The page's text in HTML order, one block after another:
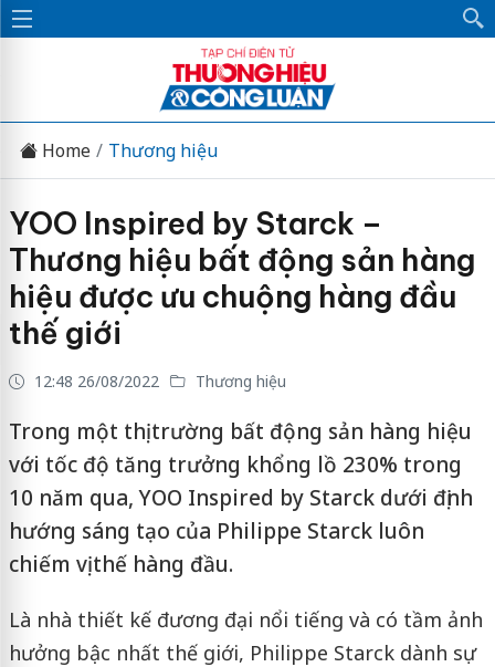
Home Thương hiệu
YOO Inspired by Starck –
Thương hiệu bất động sản hàng
hiệu được ưu chuộng hàng đầu
thế giới
12:48 26/08/2022 Thương hiệu
Trong một thị trường bất động sản hàng hiệu
với tốc độ tăng trưởng khổng lồ 230% trong
10 năm qua, YOO Inspired by Starck dưới định
hướng sáng tạo của Philippe Starck luôn
chiếm vị thế hàng đầu.
Là nhà thiết kế đương đại nổi tiếng và có tầm ảnh
hưởng bậc nhất thế giới, Philippe Starck dành sự